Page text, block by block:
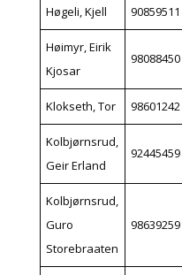
Høgeli, Kjell 90859511
Høimyr, Eirik
Kjosar
98088450
Klokseth, Tor 98601242
Kolbjørnsrud,
Geir Erland
92445459
Kolbjørnsrud,
Guro
Storebraaten
98639259